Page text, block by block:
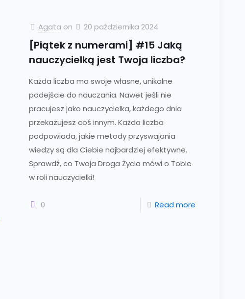
Agata on 20 października 2024
[Piątek z numerami] #15 Jaką
nauczycielką jest Twoja liczba?
Każda liczba ma swoje własne, unikalne
podejście do nauczania. Nawet jeśli nie
pracujesz jako nauczycielka, każdego dnia
przekazujesz coś innym. Każda liczba
podpowiada, jakie metody przyswajania
wiedzy są dla Ciebie najbardziej efektywne.
Sprawdź, co Twoja Droga Życia mówi o Tobie
w roli nauczycielki!
0 Read more